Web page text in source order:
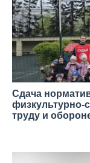
Сдача
физкультурно-
труду и